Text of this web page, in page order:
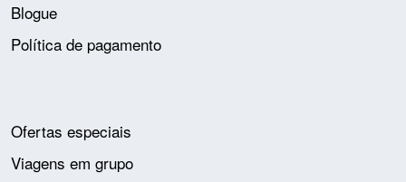
Blogue
Política de pagamento
Ofertas especiais
Viagens em grupo